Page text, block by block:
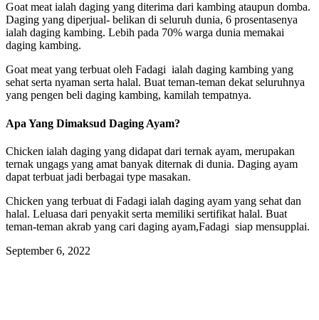
Goat meat ialah daging yang diterima dari kambing ataupun domba.
Daging yang diperjual- belikan di seluruh dunia, 6 prosentasenya
ialah daging kambing. Lebih pada 70% warga dunia memakai
daging kambing.
Goat meat yang terbuat oleh Fadagi ialah daging kambing yang
sehat serta nyaman serta halal. Buat teman-teman dekat seluruhnya
yang pengen beli daging kambing, kamilah tempatnya.
Apa Yang Dimaksud Daging Ayam?
Chicken ialah daging yang didapat dari ternak ayam, merupakan
ternak ungags yang amat banyak diternak di dunia. Daging ayam
dapat terbuat jadi berbagai type masakan.
Chicken yang terbuat di Fadagi ialah daging ayam yang sehat dan
halal. Leluasa dari penyakit serta memiliki sertifikat halal. Buat
teman-teman akrab yang cari daging ayam,Fadagi siap mensupplai.
September 6, 2022